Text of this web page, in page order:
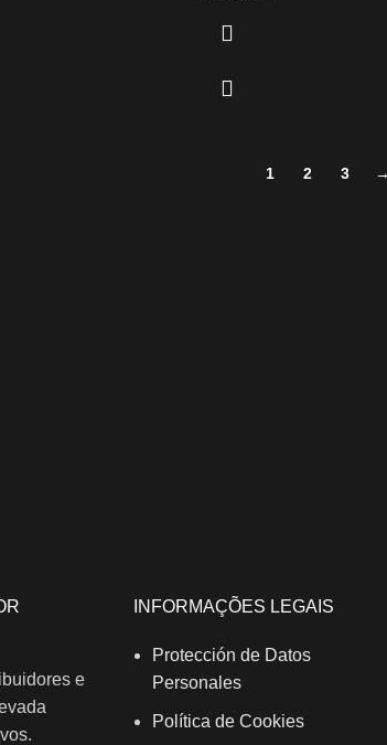
1 2 3 →
e
INFORMAÇÕES LEGAIS
Protección de Datos
Personales
Política de Cookies